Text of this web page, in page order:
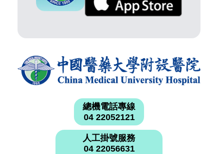
總機電話專線
04 22052121
人工掛號服務
04 22056631